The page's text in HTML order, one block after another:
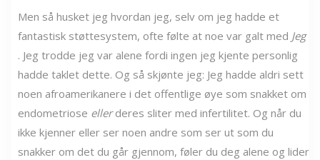
Men så husket jeg hvordan jeg, selv om jeg hadde et
fantastisk støttesystem, ofte følte at noe var galt med Jeg
. Jeg trodde jeg var alene fordi ingen jeg kjente personlig
hadde taklet dette. Og så skjønte jeg: Jeg hadde aldri sett
noen afroamerikanere i det offentlige øye som snakket om
endometriose ellerderes sliter med infertilitet. Og når du
ikke kjenner eller ser noen andre som ser ut som du
snakker om det du går gjennom, føler du deg alene og lider